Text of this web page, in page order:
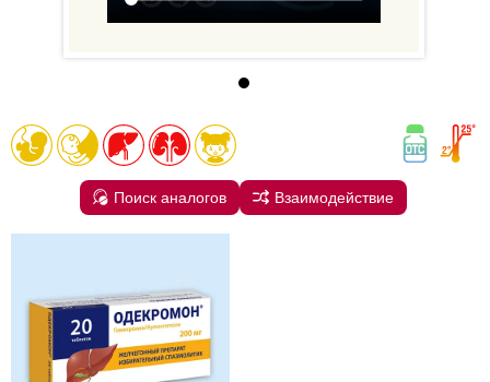
Поиск аналогов Взаимодействие